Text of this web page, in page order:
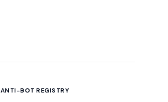
ANTI-BOT REGISTRY